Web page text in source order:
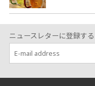
ニュースレターに登録する
:::